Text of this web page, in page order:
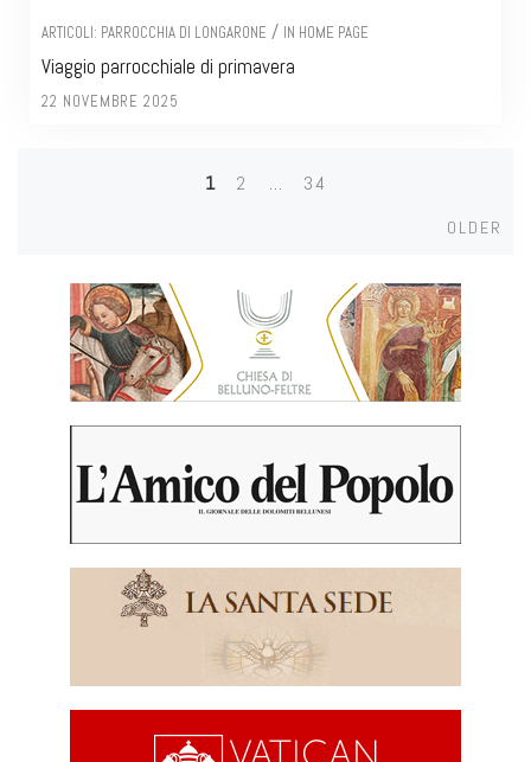
ARTICOLI: PARROCCHIA DI LONGARONE / IN HOME PAGE
Viaggio parrocchiale di primavera
22 NOVEMBRE 2025
1 2 …
34
OLDER